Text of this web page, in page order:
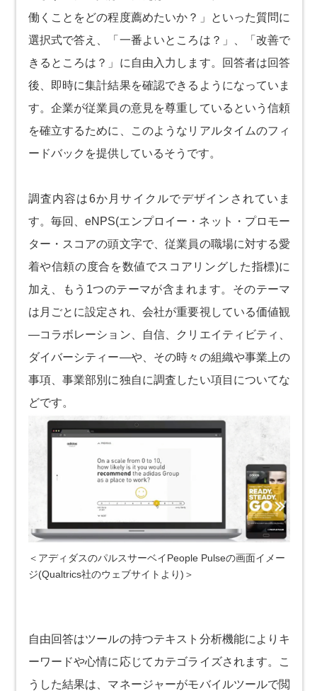
働くことをどの程度薦めたいか？」といった質問に
選択式で答え、「一番よいところは？」、「改善で
きるところは？」に自由入力します。回答者は回答
後、即時に集計結果を確認できるようになっていま
す。企業が従業員の意見を尊重しているという信頼
を確立するために、このようなリアルタイムのフィ
ードバックを提供しているそうです。
調査内容は6か月サイクルでデザインされていま
す。毎回、eNPS(エンプロイー・ネット・プロモー
ター・スコアの頭文字で、従業員の職場に対する愛
着や信頼の度合を数値でスコアリングした指標)に
加え、もう1つのテーマが含まれます。そのテーマ
は月ごとに設定され、会社が重要視している価値観
―コラボレーション、自信、クリエイティビティ、
ダイバーシティー―や、その時々の組織や事業上の
事項、事業部別に独自に調査したい項目についてな
どです。
＜アディダスのパルスサーベイPeople Pulseの画面イメー
ジ(Qualtrics社のウェブサイトより)＞
自由回答はツールの持つテキスト分析機能によりキ
ーワードや心情に応じてカテゴライズされます。こ
うした結果は、マネージャーがモバイルツールで閲